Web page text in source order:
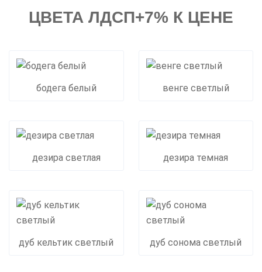
ЦВЕТА ЛДСП+7% К ЦЕНЕ
бодега белый венге светлый
дезира светлая дезира темная
дуб кельтик светлый дуб сонома светлый